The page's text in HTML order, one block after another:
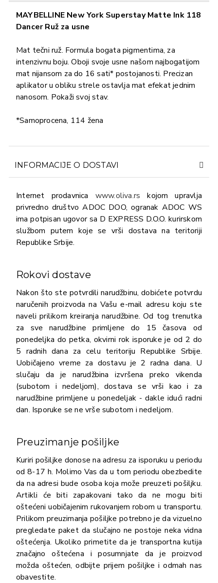
MAYBELLINE New York Superstay Matte Ink 118
Dancer Ruž za usne
Mat tečni ruž. Formula bogata pigmentima, za
intenzivnu boju. Oboji svoje usne našom najbogatijom
mat nijansom za do 16 sati* postojanosti. Precizan
aplikator u obliku strele ostavlja mat efekat jednim
nanosom. Pokaži svoj stav.
*Samoprocena, 114 žena
INFORMACIJE O DOSTAVI
Internet prodavnica www.oliva.rs kojom upravlja
privredno društvo ADOC DOO, ogranak ADOC WS
ima potpisan ugovor sa D EXPRESS D.O.O. kurirskom
službom putem koje se vrši dostava na teritoriji
Republike Srbije.
Rokovi dostave
Nakon što ste potvrdili narudžbinu, dobićete potvrdu
naručenih proizvoda na Vašu e-mail adresu koju ste
naveli prilikom kreiranja narudžbine. Od tog trenutka
za sve narudžbine primljene do 15 časova od
ponedeljka do petka, okvirni rok isporuke je od 2 do
5 radnih dana za celu teritoriju Republike Srbije.
Uobičajeno vreme za dostavu je 2 radna dana. U
slučaju da je narudžbina izvršena preko vikenda
(subotom i nedeljom), dostava se vrši kao i za
narudžbine primljene u ponedeljak - dakle idući radni
dan. Isporuke se ne vrše subotom i nedeljom.
Preuzimanje pošiljke
Kuriri pošiljke donose na adresu za isporuku u periodu
od 8-17 h. Molimo Vas da u tom periodu obezbedite
da na adresi bude osoba koja može preuzeti pošiljku.
Artikli će biti zapakovani tako da ne mogu biti
oštećeni uobičajenim rukovanjem robom u transportu.
Prilikom preuzimanja pošiljke potrebno je da vizuelno
pregledate paket da slučajno ne postoje neka vidna
oštećenja. Ukoliko primetite da je transportna kutija
značajno oštećena i posumnjate da je proizvod
možda oštećen, odbijte prijem pošiljke i odmah nas
obavestite.